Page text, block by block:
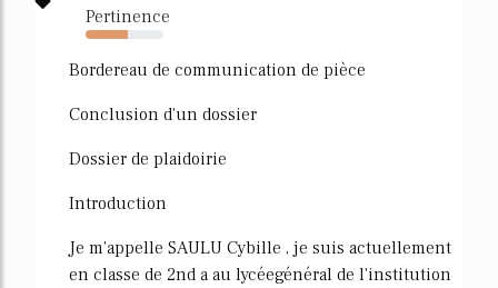
Pertinence
54%
Bordereau de communication de pièce
Conclusion d'un dossier
Dossier de plaidoirie
Introduction
Je m'appelle SAULU Cybille , je suis actuellement
en classe de 2nd a au lycéegénéral de l'institution